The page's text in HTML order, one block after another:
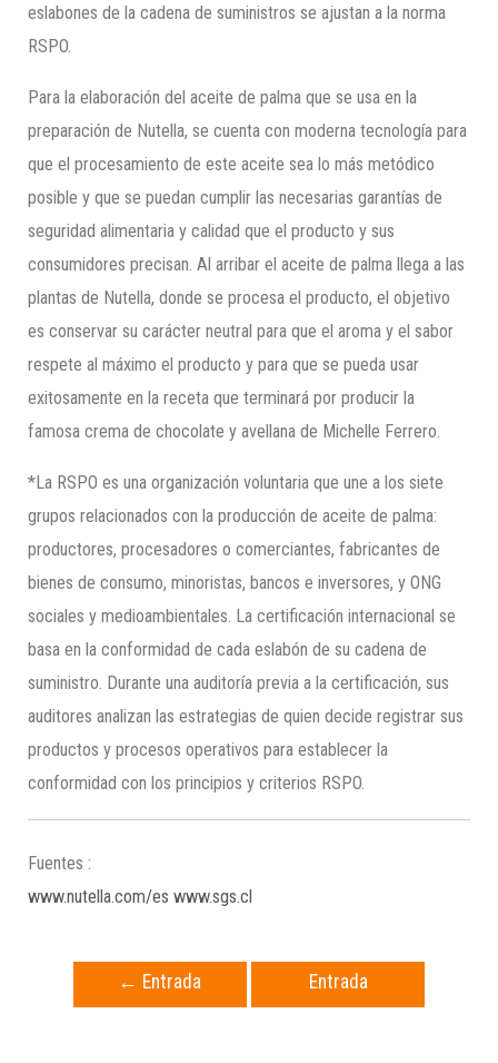
eslabones de la cadena de suministros se ajustan a la norma
RSPO.
Para la elaboración del aceite de palma que se usa en la
preparación de Nutella, se cuenta con moderna tecnología para
que el procesamiento de este aceite sea lo más metódico
posible y que se puedan cumplir las necesarias garantías de
seguridad alimentaria y calidad que el producto y sus
consumidores precisan. Al arribar el aceite de palma llega a las
plantas de Nutella, donde se procesa el producto, el objetivo
es conservar su carácter neutral para que el aroma y el sabor
respete al máximo el producto y para que se pueda usar
exitosamente en la receta que terminará por producir la
famosa crema de chocolate y avellana de Michelle Ferrero.
*La RSPO es una organización voluntaria que une a los siete
grupos relacionados con la producción de aceite de palma:
productores, procesadores o comerciantes, fabricantes de
bienes de consumo, minoristas, bancos e inversores, y ONG
sociales y medioambientales. La certificación internacional se
basa en la conformidad de cada eslabón de su cadena de
suministro. Durante una auditoría previa a la certificación, sus
auditores analizan las estrategias de quien decide registrar sus
productos y procesos operativos para establecer la
conformidad con los principios y criterios RSPO.
Fuentes :
www.nutella.com/es www.sgs.cl
← Entrada
Entrada